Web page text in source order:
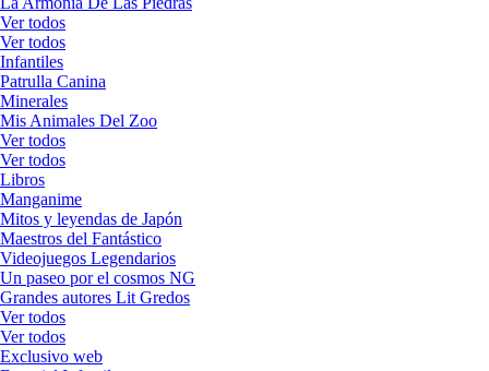
Ver todos
Ver todos
Infantiles
Patrulla Canina
Minerales
Mis Animales Del Zoo
Ver todos
Ver todos
Libros
Manganime
Mitos y leyendas de Japón
Maestros del Fantástico
Videojuegos Legendarios
Un paseo por el cosmos NG
Grandes autores Lit Gredos
Ver todos
Ver todos
Exclusivo web